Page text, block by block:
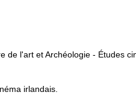
de l'art et Archéologie - Études
irlandais.